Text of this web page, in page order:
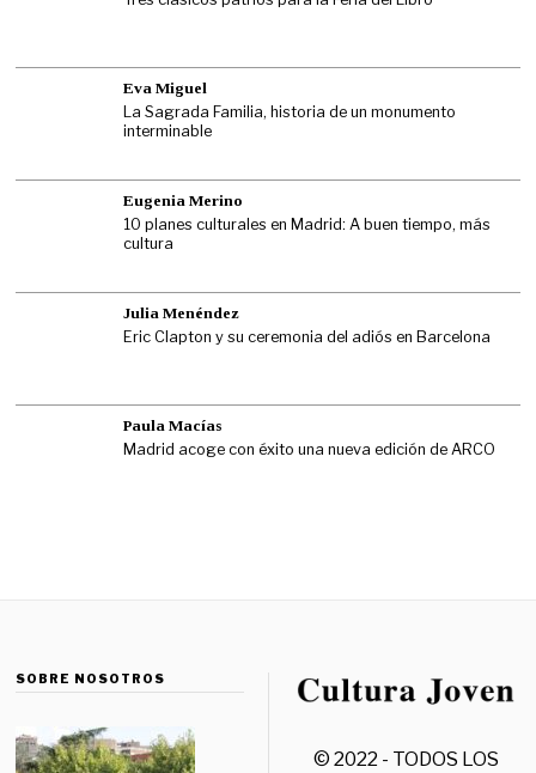
Eva Miguel
La Sagrada Familia, historia de un monumento
interminable
Eugenia Merino
10 planes culturales en Madrid: A buen tiempo, más
cultura
Julia Menéndez
Eric Clapton y su ceremonia del adiós en Barcelona
Paula Macías
Madrid acoge con éxito una nueva edición de ARCO
SOBRE NOSOTROS
© 2022 - TODOS LOS